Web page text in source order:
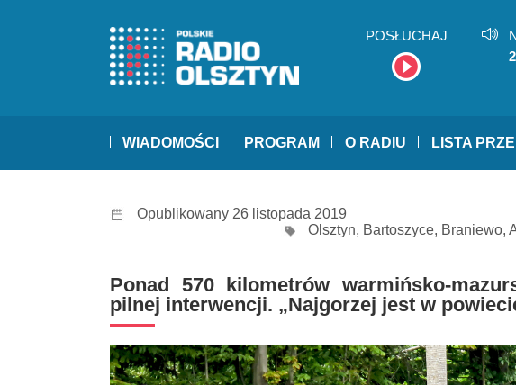
POSŁUCHAJ
WIADOMOŚCI PROGRAM O RADIU LISTA
Opublikowany 26 listopada 2019
Olsztyn, Bartoszyce, Braniewo,
Ponad 570 kilometrów warmińsko-
pilnej interwencji. „Najgorzej jest w